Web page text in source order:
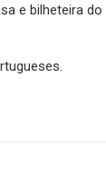
e bilheteira do